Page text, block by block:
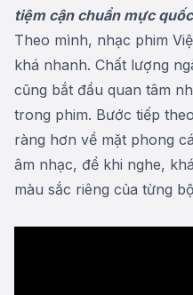
tiệm cận chuẩn mực
Theo mình, nhạc phim
khá nhanh. Chất lượng
cũng bắt đầu quan tâm
trong phim. Bước tiếp
ràng hơn về mặt phong
âm nhạc, để khi nghe,
màu sắc riêng của từng